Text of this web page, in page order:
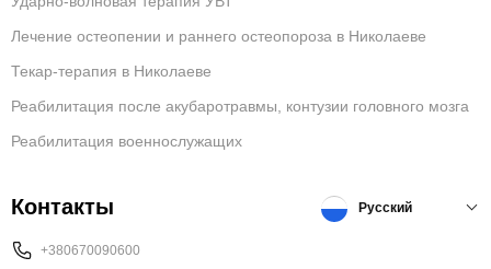
Лечение остеопении и раннего остеопороза в Николаеве
Текар-терапия в Николаеве
Реабилитация после акубаротравмы, контузии головного мозга
Реабилитация военнослужащих
Контакты
+380670090600
Русский